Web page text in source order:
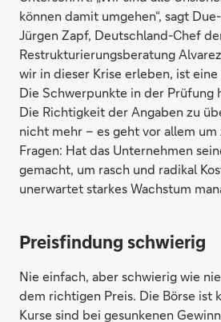
können damit umgehen“, sagt
Jürgen Zapf, Deutschland-Chef
Restrukturierungsberatung
wir in dieser Krise erleben, ist eine
Die Schwerpunkte in der Prüfung
Die Richtigkeit der Angaben zu
nicht mehr – es geht vor allem
Fragen: Hat das Unternehmen
gemacht, um rasch und radikal
unerwartet starkes Wachstum
Preisfindung schwierig
Nie einfach, aber schwierig wie
dem richtigen Preis. Die Börse ist
Kurse sind bei gesunkenen